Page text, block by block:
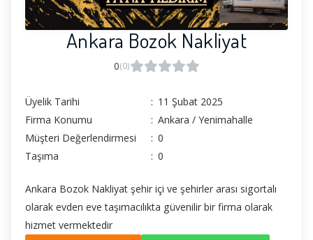
Ankara Bozok Nakliyat
0(0)
Üyelik Tarihi : 11 Şubat 2025
Firma Konumu
: Ankara / Yenimahalle
Müşteri Değerlendirmesi
: 0
Taşıma
: 0
Ankara Bozok Nakliyat şehir içi ve şehirler arası sigortalı
olarak evden eve taşımacılıkta güvenilir bir firma olarak
hizmet vermektedir